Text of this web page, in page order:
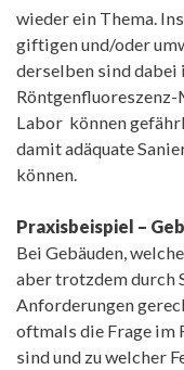
wieder ein Thema.
giftigen und/oder
derselben sind
Röntgenfluoreszenz-
Labor können
damit adäquate
können.
Praxisbeispiel –
Bei Gebäuden,
aber trotzdem durch
Anforderungen
oftmals die Frage im
sind und zu welcher